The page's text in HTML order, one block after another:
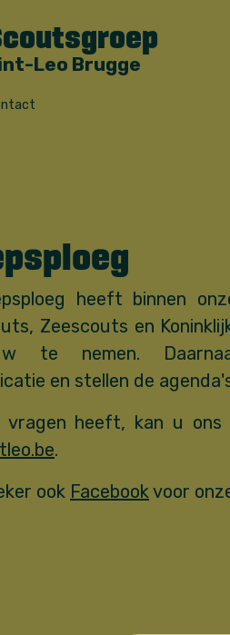
Leo Brugge
heeft binnen
Zeescouts en
te nemen.
en stellen de
vragen heeft, kan u ons
.
ook Facebookvoor